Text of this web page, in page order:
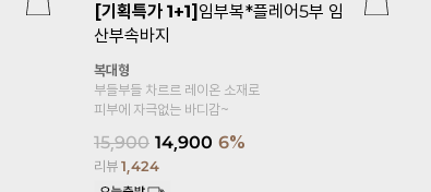
[기획특가 1+1]임부복*플레어5부 임
산부속바지
복대형
부들부들 차르르 레이온 소재로
피부에 자극없는 바디감~
15,900 14,900 6%
리뷰 1,424